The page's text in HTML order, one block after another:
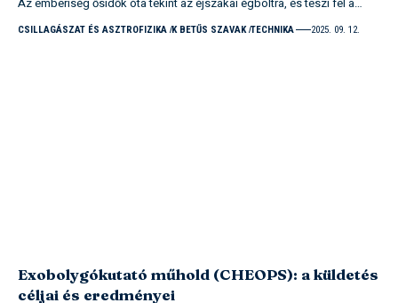
CSILLAGÁSZAT ÉS ASZTROFIZIKA K BETŰS SZAVAK TECHNIKA 2025. 09. 12.
Exobolygókutató műhold (CHEOPS): a küldetés
céljai és eredményei